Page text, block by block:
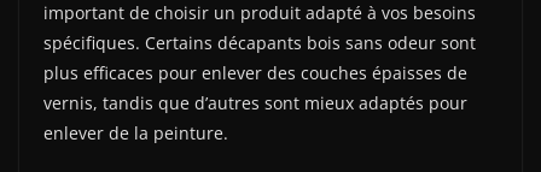
important de choisir un produit adapté à vos besoins
spécifiques. Certains décapants bois sans odeur sont
plus efficaces pour enlever des couches épaisses de
vernis, tandis que d’autres sont mieux adaptés pour
enlever de la peinture.